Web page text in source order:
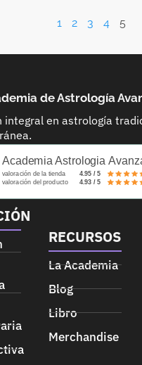
1 2 3 4 5
de Astrología
integral en astrología
Academia Astrologia
valoración de la tienda
4.95 / 5
valoración del producto
4.93 / 5
RECURSOS
La Academia
Blog
Libro
Merchandise